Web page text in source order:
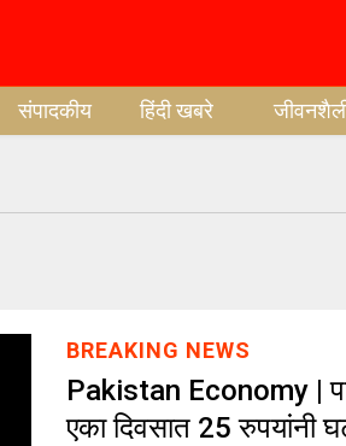
संपादकीय हिंदी खबरे
BREAKING NEWS
Pakistan Economy |
एका दिवसात 25 रुपयांनी